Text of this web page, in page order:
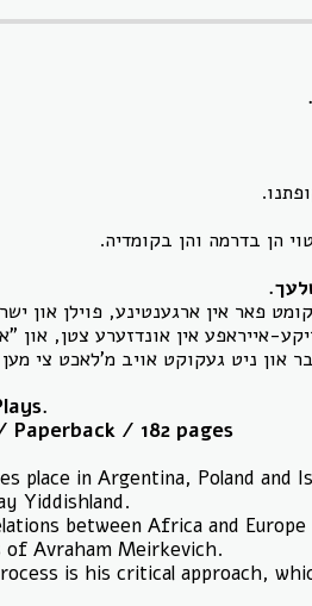
הן בדרמה והן בקומדיה.
אין ארגענטינע, פוילן און
אייראפע אין אונדזערע צטן,
ניט געקוקט אויב מ'לאכט צי
/ 182 pages
place in Argentina, Poland and
Yiddishland.
between Africa and
of Avraham Meirkevich.
is his critical approach,